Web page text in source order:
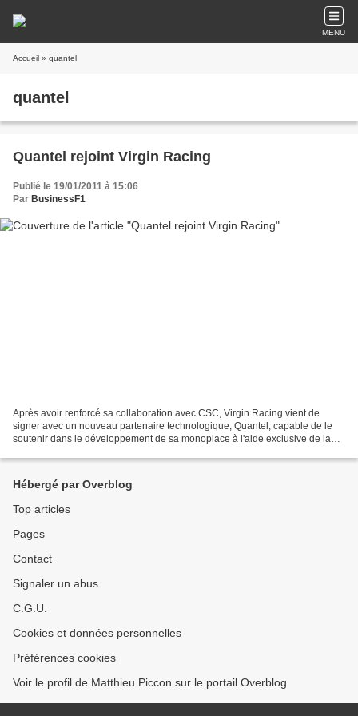
MENU
Accueil » quantel
quantel
Quantel rejoint Virgin Racing
Publié le 19/01/2011 à 15:06
Par BusinessF1
Après avoir renforcé sa collaboration avec CSC, Virgin Racing vient de
signer avec un nouveau partenaire technologique, Quantel, capable de le
soutenir dans le développement de sa monoplace à l'aide exclusive de la
Hébergé par Overblog
Top articles
Pages
Contact
Signaler un abus
C.G.U.
Cookies et données personnelles
Préférences cookies
Voir le profil de Matthieu Piccon sur le portail Overblog